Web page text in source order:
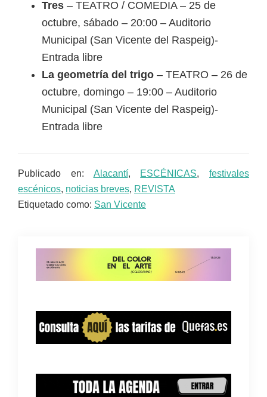
Tres – TEATRO / COMEDIA – 25 de
octubre, sábado – 20:00 – Auditorio
Municipal (San Vicente del Raspeig)-
Entrada libre
La geometría del trigo – TEATRO – 26 de
octubre, domingo – 19:00 – Auditorio
Municipal (San Vicente del Raspeig)-
Entrada libre
Publicado en: Alacantí, ESCÉNICAS, festivales
escénicos, noticias breves, REVISTA
Etiquetado como: San Vicente